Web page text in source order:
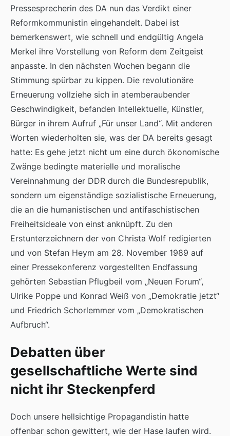
Pressesprecherin des DA nun das Verdikt einer
Reformkommunistin eingehandelt. Dabei ist
bemerkenswert, wie schnell und endgültig Angela
Merkel ihre Vorstellung von Reform dem Zeitgeist
anpasste. In den nächsten Wochen begann die
Stimmung spürbar zu kippen. Die revolutionäre
Erneuerung vollziehe sich in atemberaubender
Geschwindigkeit, befanden Intellektuelle, Künstler,
Bürger in ihrem Aufruf „Für unser Land“. Mit anderen
Worten wiederholten sie, was der DA bereits gesagt
hatte: Es gehe jetzt nicht um eine durch ökonomische
Zwänge bedingte materielle und moralische
Vereinnahmung der DDR durch die Bundesrepublik,
sondern um eigenständige sozialistische Erneuerung,
die an die humanistischen und antifaschistischen
Freiheitsideale von einst anknüpft. Zu den
Erstunterzeichnern der von Christa Wolf redigierten
und von Stefan Heym am 28. November 1989 auf
einer Pressekonferenz vorgestellten Endfassung
gehörten Sebastian Pflugbeil vom „Neuen Forum“,
Ulrike Poppe und Konrad Weiß von „Demokratie jetzt“
und Friedrich Schorlemmer vom „Demokratischen
Aufbruch“.
Debatten über
gesellschaftliche Werte sind
nicht ihr Steckenpferd
Doch unsere hellsichtige Propagandistin hatte
offenbar schon gewittert, wie der Hase laufen wird.